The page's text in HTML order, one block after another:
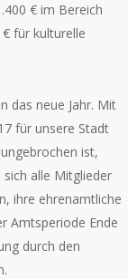
€ im Bereich
für kulturelle
das neue Jahr. Mit
für unsere Stadt
ist,
alle Mitglieder
ihre ehrenamtliche
Amtsperiode Ende
durch den